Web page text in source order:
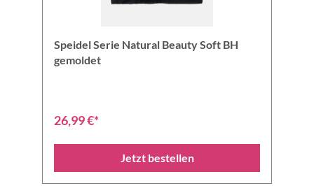
Speidel Serie Natural Beauty Soft BH
gemoldet
26,99 €*
Jetzt bestellen